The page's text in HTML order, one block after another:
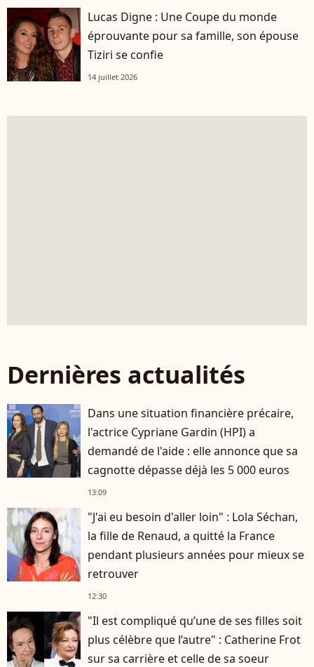
Lucas Digne : Une Coupe du monde
éprouvante pour sa famille, son épouse
Tiziri se confie
14 juillet 2026
Dernières actualités
Dans une situation financière précaire,
l'actrice Cypriane Gardin (HPI) a
demandé de l'aide : elle annonce que sa
cagnotte dépasse déjà les 5 000 euros
13:09
"J'ai eu besoin d'aller loin" : Lola Séchan,
la fille de Renaud, a quitté la France
pendant plusieurs années pour mieux se
retrouver
12:30
"Il est compliqué qu’une de ses filles soit
plus célèbre que l’autre" : Catherine Frot
sur sa carrière et celle de sa soeur